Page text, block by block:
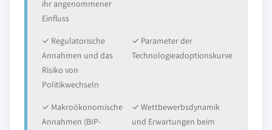
ihr angenommener
Einfluss
✓ Regulatorische
Annahmen und das
Risiko von
Politikwechseln
✓ Parameter der
Technologieadoptionskurve
✓ Makroökonomische
Annahmen (BIP-
✓ Wettbewerbsdynamik
und Erwartungen beim